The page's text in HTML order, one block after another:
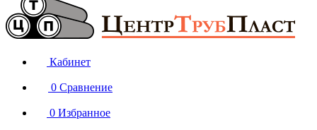
Кабинет
0 Сравнение
0 Избранное